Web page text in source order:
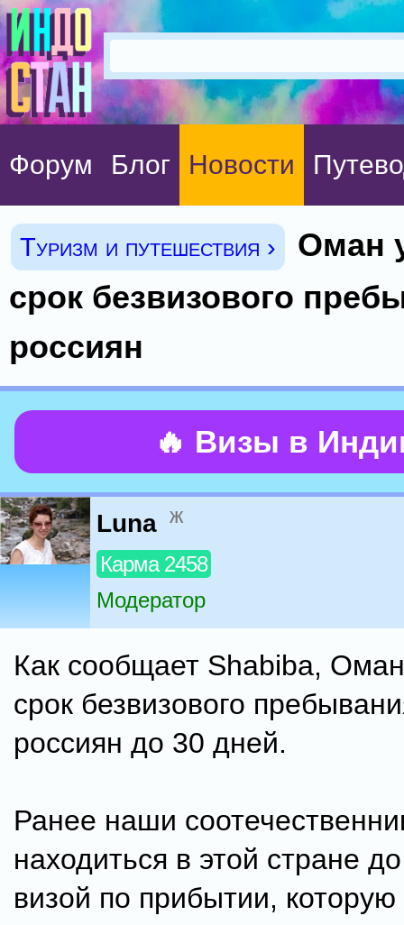
Форум Блог Новости
Туризм и путешествия ›
Оман
срок безвизового
россиян
🔥 Визы в
Luna ж
Карма 2458
Модератор
Как сообщает Shabiba,
срок безвизового
россиян до 30 дней.
Ранее наши
находиться в этой стране
визой по прибытии,